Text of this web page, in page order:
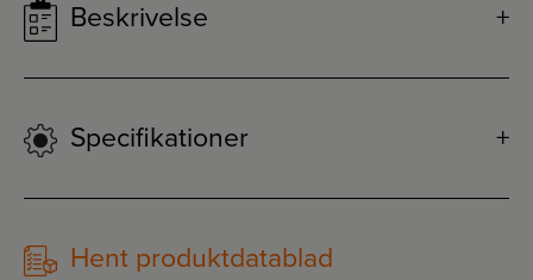
Beskrivelse
Specifikationer
Hent produktdatablad